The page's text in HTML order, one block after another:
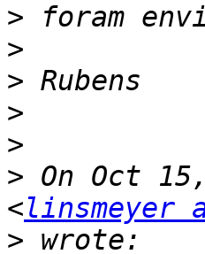
>
>
>
>
>
> On Oct
<linsmeyer
>